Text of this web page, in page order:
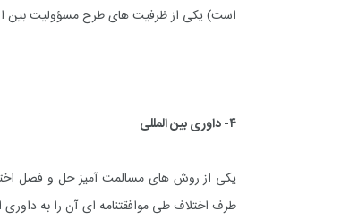
است) یکی از ظرفیت های طرح مسؤولیت بین
۴- داوری بین المللی
یکی از روش های مسالمت آمیز حل و فصل
طرف اختلاف طی موافقتنامه ای آن را به